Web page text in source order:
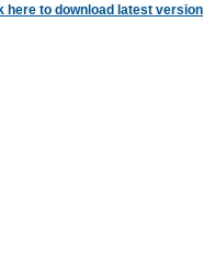
here to download latest version